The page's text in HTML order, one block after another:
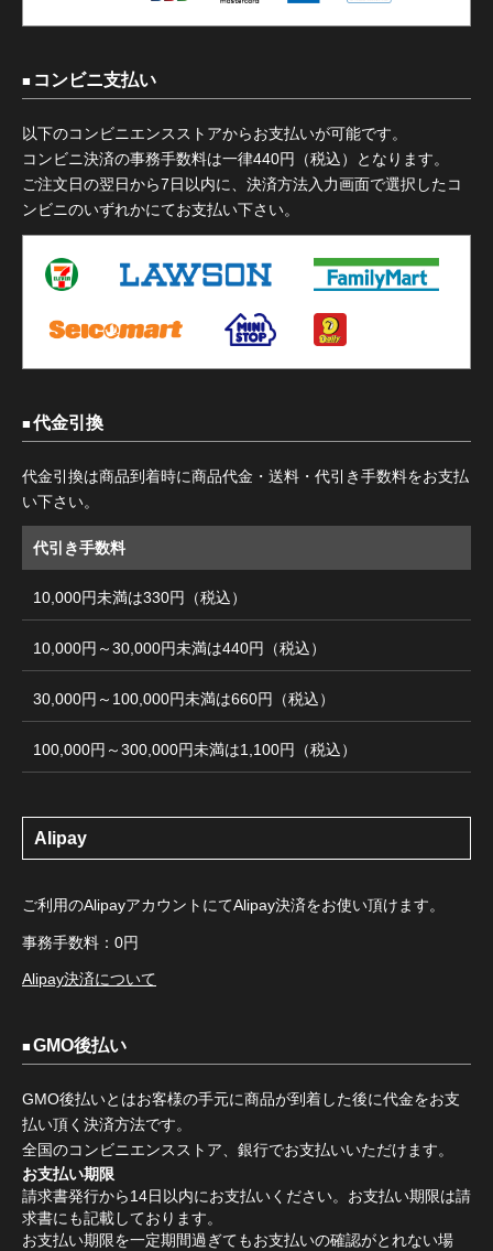
コンビニ支払い
以下のコンビニエンスストアからお支払いが可能です。
コンビニ決済の事務手数料は一律440円（税込）となります。
ご注文日の翌日から7日以内に、決済方法入力画面で選択したコ
ンビニのいずれかにてお支払い下さい。
代金引換
代金引換は商品到着時に商品代金・送料・代引き手数料をお支払
い下さい。
代引き手数料
10,000円未満は330円（税込）
10,000円～30,000円未満は440円（税込）
30,000円～100,000円未満は660円（税込）
100,000円～300,000円未満は1,100円（税込）
Alipay
ご利用のAlipayアカウントにてAlipay決済をお使い頂けます。
事務手数料：0円
Alipay決済について
GMO後払い
GMO後払いとはお客様の手元に商品が到着した後に代金をお支
払い頂く決済方法です。
全国のコンビニエンスストア、銀行でお支払いいただけます。
お支払い期限
請求書発行から14日以内にお支払いください。お支払い期限は請
求書にも記載しております。
お支払い期限を一定期間過ぎてもお支払いの確認がとれない場